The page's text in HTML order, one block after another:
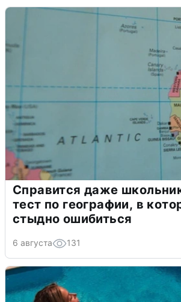
Справится даже
тест по географии, в
стыдно ошибиться
6 августа 131